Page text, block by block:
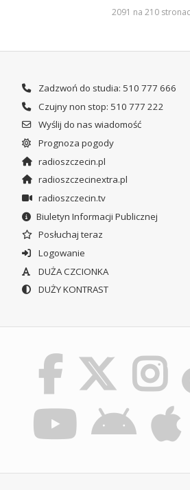
2091 na 210
Zadzwoń do studia: 510 777 666
Czujny non stop: 510 777 222
Wyślij do nas wiadomość
Prognoza pogody
radioszczecin.pl
radioszczecinextra.pl
radioszczecin.tv
Biuletyn Informacji Publicznej
Posłuchaj teraz
Logowanie
DUŻA CZCIONKA
DUŻY KONTRAST